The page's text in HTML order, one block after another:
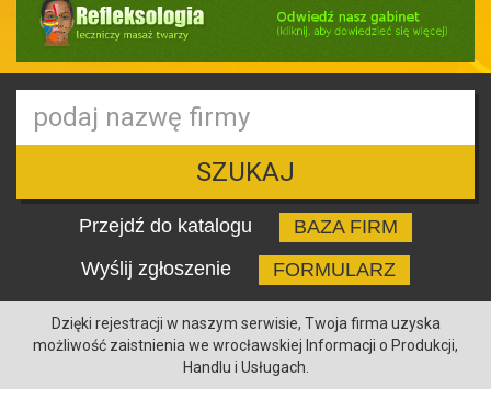
SZUKAJ
Przejdź do katalogu
BAZA FIRM
Wyślij zgłoszenie
FORMULARZ
Dzięki rejestracji w naszym serwisie, Twoja firma uzyska
możliwość zaistnienia we wrocławskiej Informacji o Produkcji,
Handlu i Usługach.